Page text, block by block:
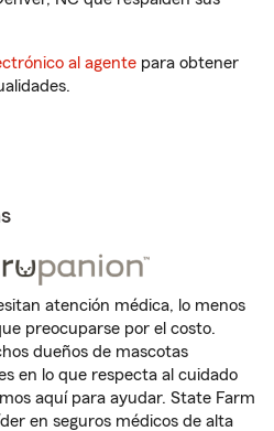
al agente para obtener
atención médica, lo menos
preocuparse por el costo.
dueños de mascotas
en lo que respecta al cuidado
aquí para ayudar. State Farm
en seguros médicos de alta